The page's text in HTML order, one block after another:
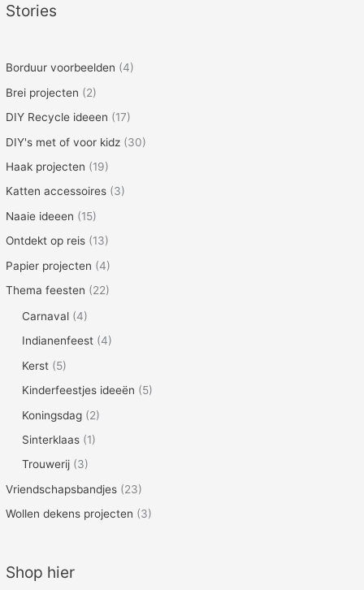
Stories
Borduur voorbeelden (4)
Brei projecten (2)
DIY Recycle ideeen (17)
DIY's met of voor kidz (30)
Haak projecten (19)
Katten accessoires (3)
Naaie ideeen (15)
Ontdekt op reis (13)
Papier projecten (4)
Thema feesten (22)
Carnaval (4)
Indianenfeest (4)
Kerst (5)
Kinderfeestjes ideeën (5)
Koningsdag (2)
Sinterklaas (1)
Trouwerij (3)
Vriendschapsbandjes (23)
Wollen dekens projecten (3)
Shop hier